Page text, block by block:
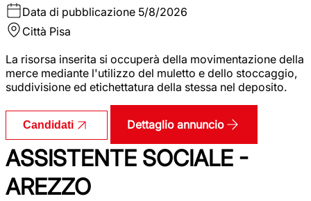
Data di pubblicazione 5/8/2026
Città Pisa
La risorsa inserita si occuperà della movimentazione della
merce mediante l'utilizzo del muletto e dello stoccaggio,
suddivisione ed etichettatura della stessa nel deposito.
Candidati Dettaglio annuncio
ASSISTENTE SOCIALE -
AREZZO